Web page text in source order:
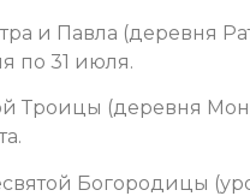
и Павла (деревня
по 31 июля.
Троицы (деревня
Богородицы